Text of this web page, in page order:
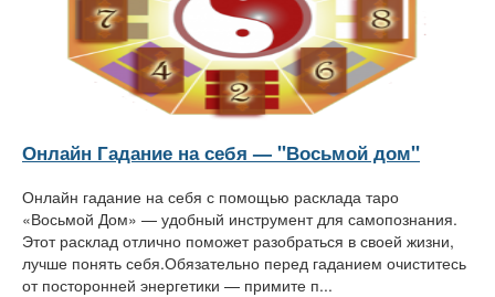
Онлайн Гадание на себя — "Восьмой дом"
Онлайн гадание на себя с помощью расклада таро
«Восьмой Дом» — удобный инструмент для самопознания.
Этот расклад отлично поможет разобраться в своей жизни,
лучше понять себя.Обязательно перед гаданием очиститесь
от посторонней энергетики — примите п...